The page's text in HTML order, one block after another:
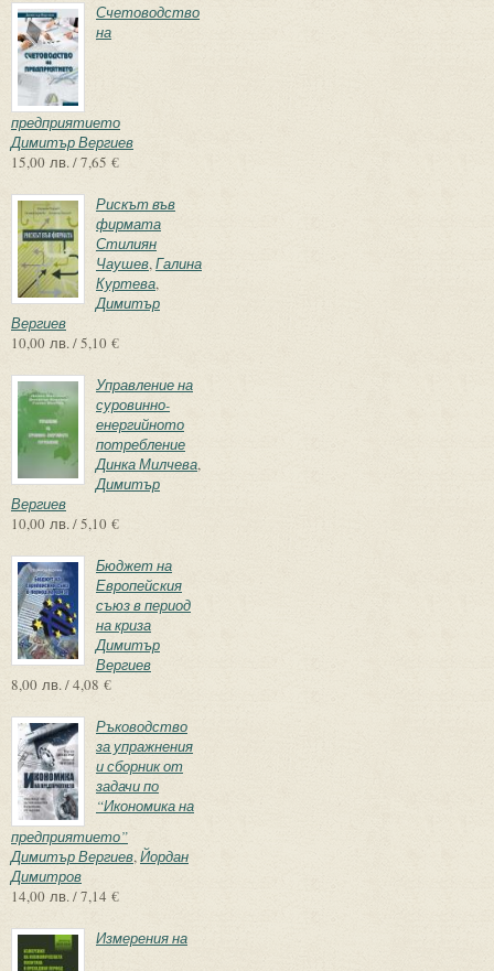
Счетоводство
на
предприятието
Димитър Вергиев
15,00 лв. / 7,65 €
Рискът във
фирмата
Стилиян
Чаушев,Галина
Куртева,
Димитър
Вергиев
10,00 лв. / 5,10 €
Управление на
суровинно-
енергийното
потребление
Динка Милчева,
Димитър
Вергиев
10,00 лв. / 5,10 €
Бюджет на
Европейския
съюз в период
на криза
Димитър
Вергиев
8,00 лв. / 4,08 €
Ръководство
за упражнения
и сборник от
задачи по
“Икономика на
предприятието”
Димитър Вергиев,Йордан
Димитров
14,00 лв. / 7,14 €
Измерения на